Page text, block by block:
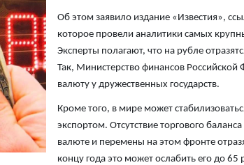
Об этом заявило издание «Известия»,
которое провели аналитики самых
Эксперты полагают, что на рубле
Так, Министерство финансов Российской
валюту у дружественных государств.
Кроме того, в мире может
экспортом. Отсутствие торгового
валюте и перемены на этом фронте
концу года это может ослабить его до 65